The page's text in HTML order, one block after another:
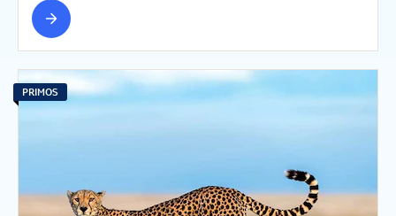
PRIMOS